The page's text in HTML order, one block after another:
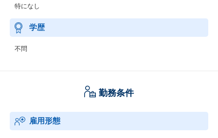
特になし
学歴
不問
勤務条件
雇用形態